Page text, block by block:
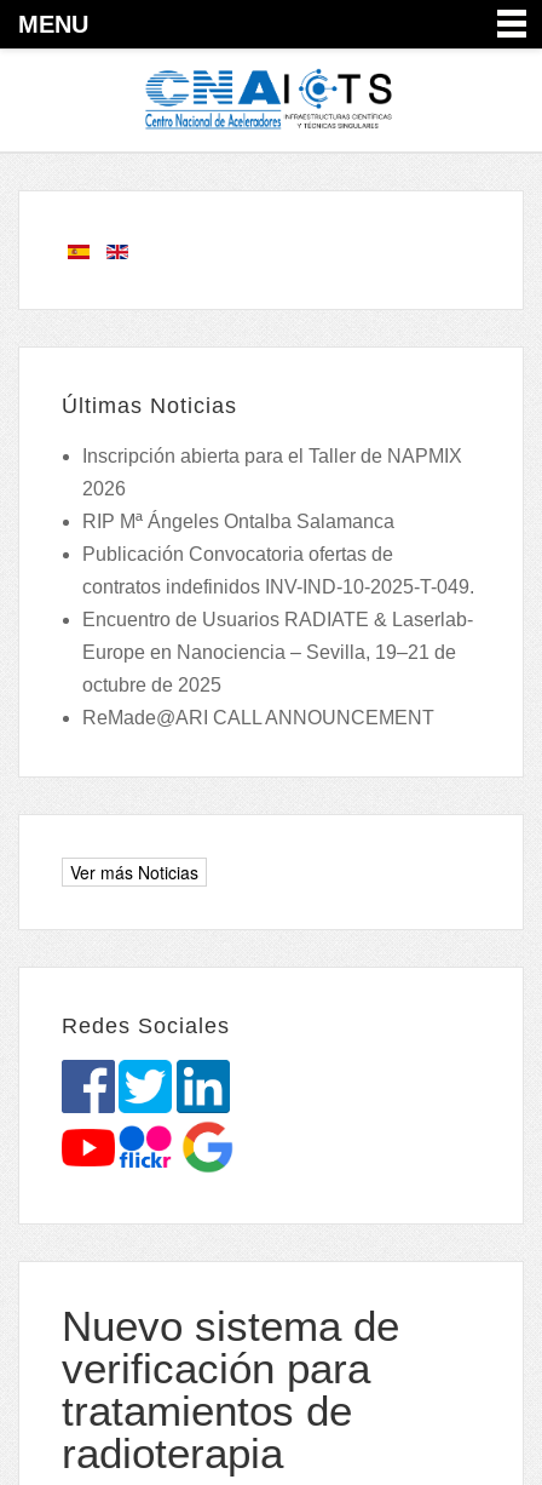
MENU
Últimas Noticias
Inscripción abierta para el Taller de NAPMIX
2026
RIP Mª Ángeles Ontalba Salamanca
Publicación Convocatoria ofertas de
contratos indefinidos INV-IND-10-2025-T-049.
Encuentro de Usuarios RADIATE & Laserlab-
Europe en Nanociencia – Sevilla, 19–21 de
octubre de 2025
ReMade@ARI CALL ANNOUNCEMENT
Redes Sociales
Nuevo sistema de
verificación para
tratamientos de
radioterapia